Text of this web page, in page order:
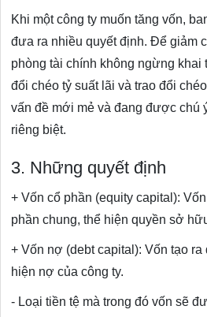
Khi một công ty muốn tăng vốn,
đưa ra nhiều quyết định. Để giảm
phòng tài chính không ngừng khai
đổi chéo tỷ suất lãi và trao đổi
vấn đề mới mẻ và đang được chú
riêng biệt.
3. Những quyết định
+ Vốn cổ phần (equity capital):
phần chung, thể hiện quyền sở
+ Vốn nợ (debt capital): Vốn tạo ra
hiện nợ của công ty.
- Loại tiền tệ mà trong đó vốn sẽ